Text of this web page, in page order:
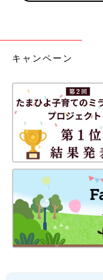
キャンペーン